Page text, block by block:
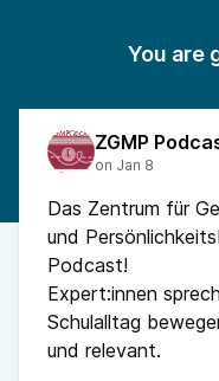
You are
ZGMP
Das Zentrum für
und
Podcast!
Expert:innen
Schulalltag
und relevant.